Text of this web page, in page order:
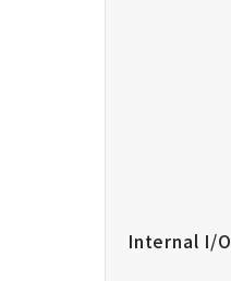
Internal I/O